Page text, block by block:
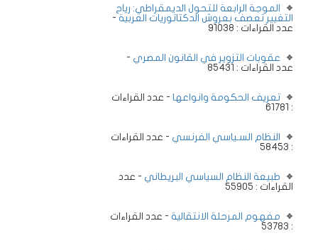
الموجة الرابعة للتحول الديمقراطي: رياح
التغيير تعصف بعروش الدكتاتوريات العربية -
عدد القراءات : 91038
عقوبات التزوير في القانون المصري -
عدد القراءات : 85431
تعريف الحكومة وانواعها - عدد القراءات
: 61781
النظام السـياسي الفرنسي - عدد القراءات
: 58453
طبيعة النظام السياسي البريطاني - عدد
القراءات : 55905
مفهوم المرحلة الانتقالية - عدد القراءات
: 53783